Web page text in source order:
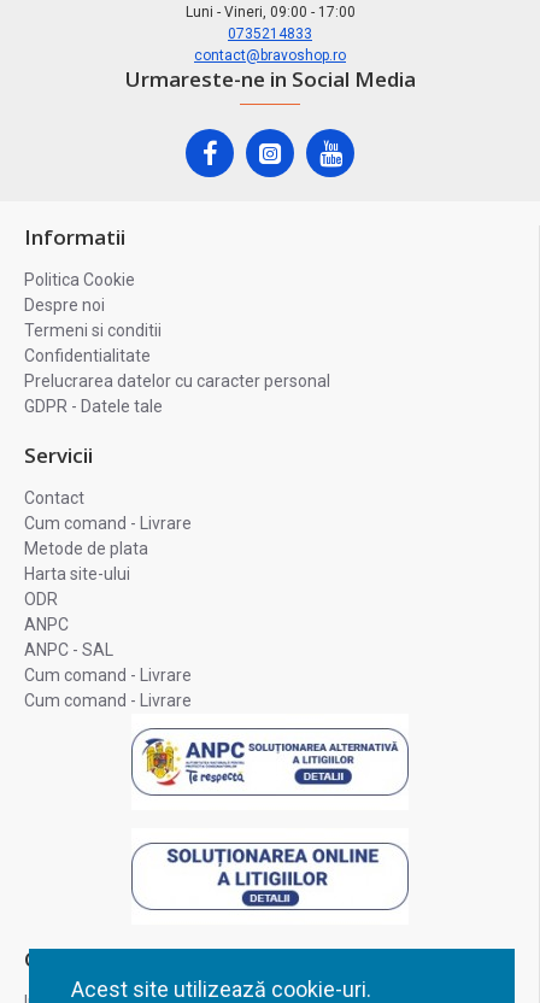
Acest site utilizează cookie-uri.
Luni - Vineri, 09:00 - 17:00
0735214833
contact@bravoshop.ro
Urmareste-ne in Social Media
Informatii
Politica Cookie
Despre noi
Termeni si conditii
Confidentialitate
Prelucrarea datelor cu caracter personal
GDPR - Datele tale
Servicii
Contact
Cum comand - Livrare
Metode de plata
Harta site-ului
ODR
ANPC
ANPC - SAL
Cum comand - Livrare
Cum comand - Livrare
Contul Meu